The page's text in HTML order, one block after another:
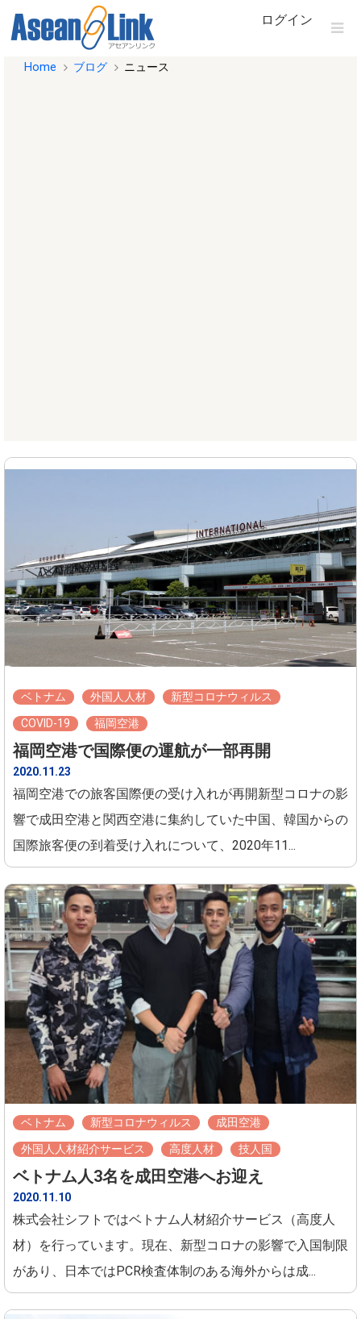
ログイン
Home ブログ ニュース
ベトナム 外国人人材 新型コロナウィルス
COVID-19 福岡空港
福岡空港で国際便の運航が一部再開
2020.11.23
福岡空港での旅客国際便の受け入れが再開新型コロナの影
響で成田空港と関西空港に集約していた中国、韓国からの
国際旅客便の到着受け入れについて、2020年11...
ベトナム 新型コロナウィルス 成田空港
外国人人材紹介サービス 高度人材 技人国
ベトナム人3名を成田空港へお迎え
2020.11.10
株式会社シフトではベトナム人材紹介サービス（高度人
材）を行っています。現在、新型コロナの影響で入国制限
があり、日本ではPCR検査体制のある海外からは成...